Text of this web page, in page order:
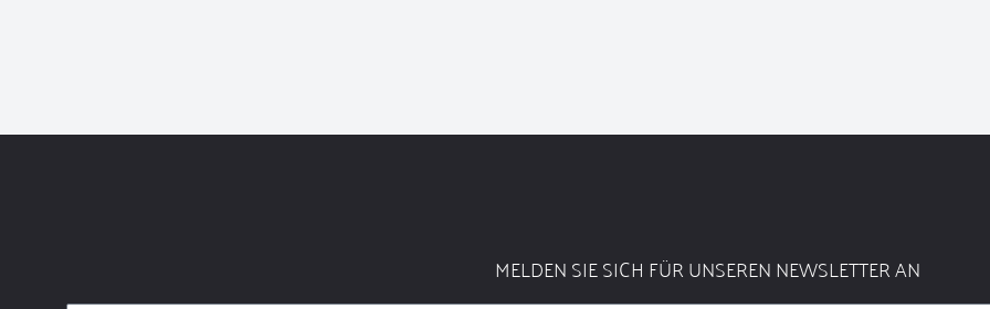
MELDEN SIE SICH FÜR UNSEREN NEWSLETTER AN